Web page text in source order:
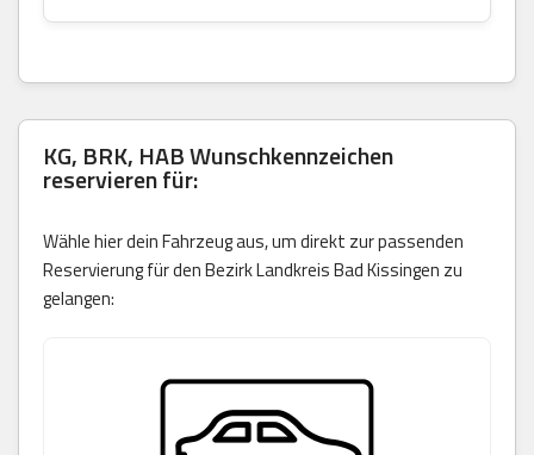
KG, BRK, HAB Wunschkennzeichen
reservieren für:
Wähle hier dein Fahrzeug aus, um direkt zur passenden
Reservierung für den Bezirk Landkreis Bad Kissingen zu
gelangen: